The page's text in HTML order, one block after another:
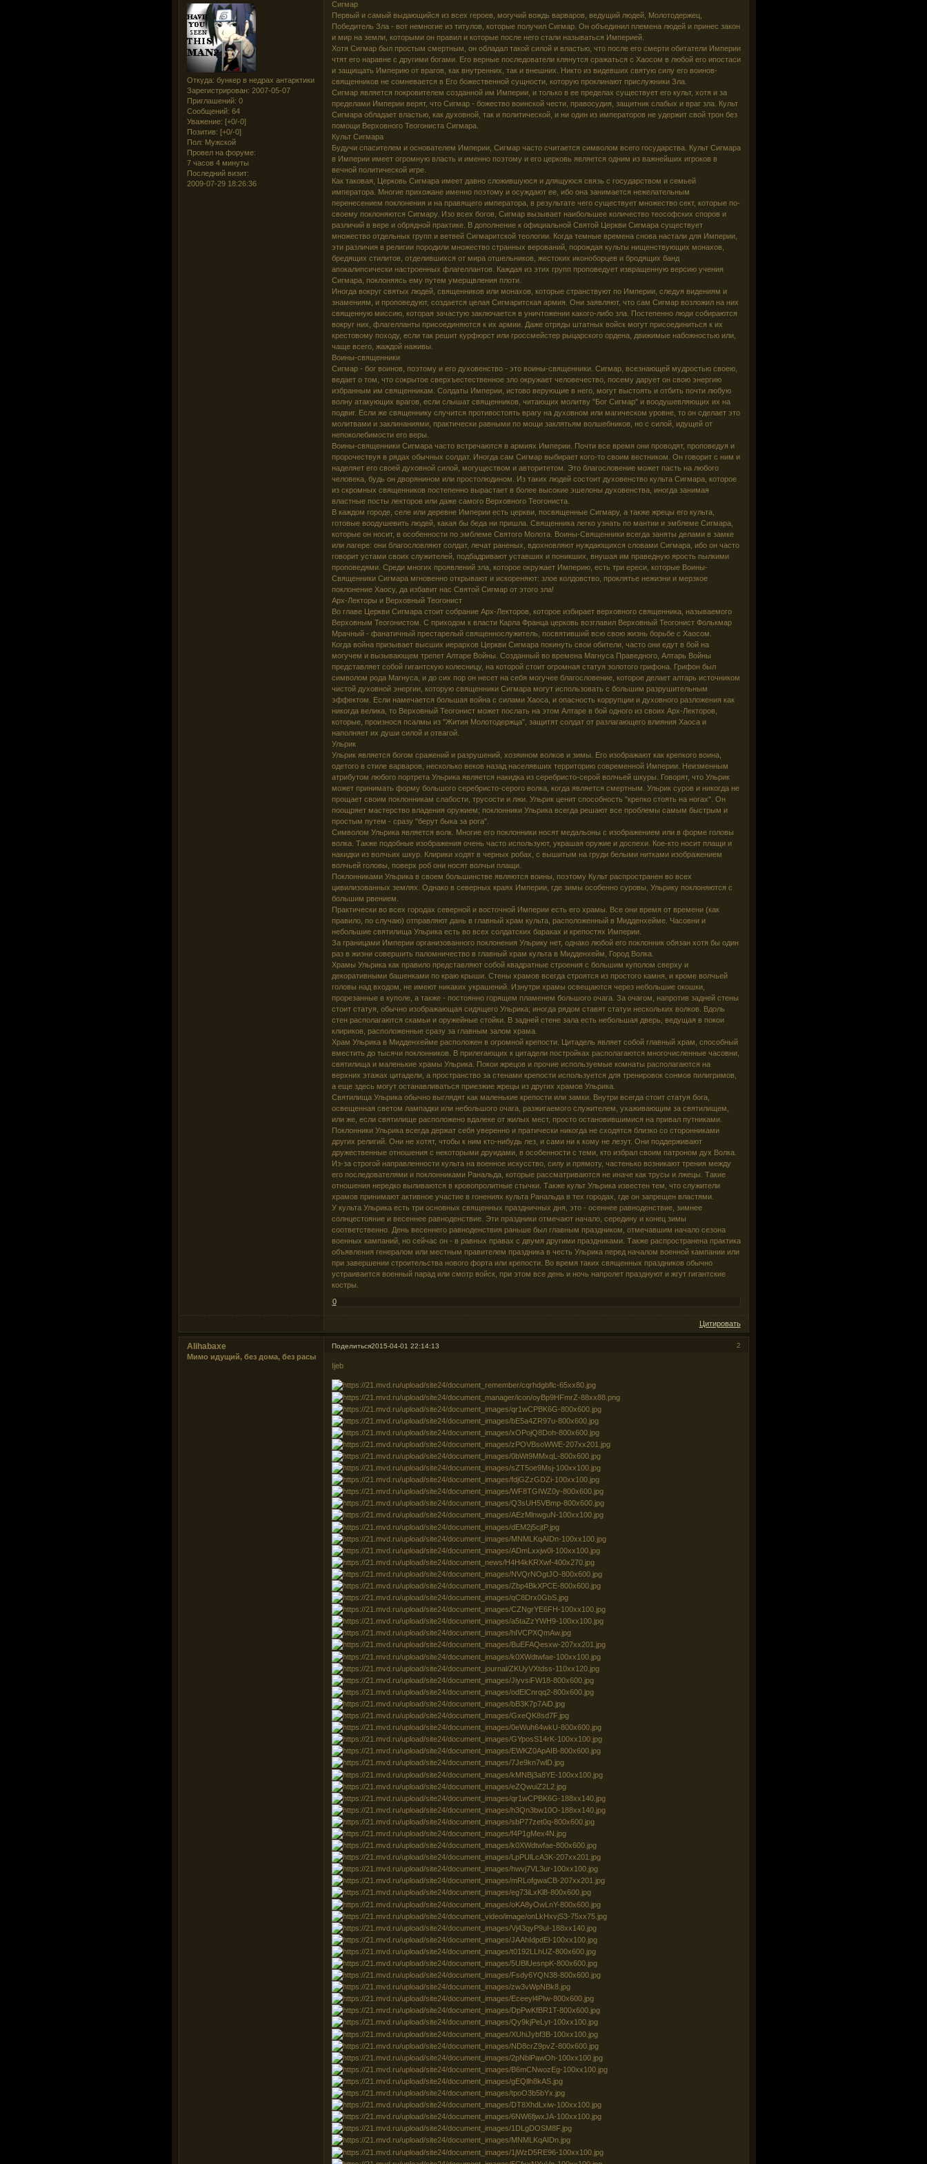
Откуда: бункер в недрах антарктики
Зарегистрирован: 2007-05-07
Приглашений: 0
Сообщений: 64
Уважение: [+0/-0]
Позитив: [+0/-0]
Пол: Мужской
Провел на форуме:
7 часов 4 минуты
Последний визит:
2009-07-29 18:26:36
Сигмар
Первый и самый выдающийся из всех героев, могучий вождь варваров, ведущий людей, Молотодержец,
Победитель Зла - вот немногие из титулов, которые получил Сигмар. Он объединил племена людей и принес закон
и мир на земли, которыми он правил и которые после него стали называться Империей.
Хотя Сигмар был простым смертным, он обладал такой силой и властью, что после его смерти обитатели Империи
чтят его наравне с другими богами. Его верные последователи клянутся сражаться с Хаосом в любой его ипостаси
и защищать Империю от врагов, как внутренних, так и внешних. Никто из видевших святую силу его воинов-
священников не сомневается в Его божественной сущности, которую проклинают прислужники Зла.
Сигмар является покровителем созданной им Империи, и только в ее пределах существует его культ, хотя и за
пределами Империи верят, что Сигмар - божество воинской чести, правосудия, защитник слабых и враг зла. Культ
Сигмара обладает властью, как духовной, так и политической, и ни один из императоров не удержит свой трон без
помощи Верховного Теогониста Сигмара.
Культ Сигмара
Будучи спасителем и основателем Империи, Сигмар часто считается символом всего государства. Культ Сигмара
в Империи имеет огромную власть и именно поэтому и его церковь является одним из важнейших игроков в
вечной политической игре.
Как таковая, Церковь Сигмара имеет давно сложившуюся и длящуюся связь с государством и семьей
императора. Многие прихожане именно поэтому и осуждают ее, ибо она занимается нежелательным
перенесением поклонения и на правящего императора, в результате чего существует множество сект, которые по-
своему поклоняются Сигмару. Изо всех богов, Сигмар вызывает наибольшее количество теософских споров и
различий в вере и обрядной практике. В дополнение к официальной Святой Церкви Сигмара существует
множество отдельных групп и ветвей Сигмаритской теологии. Когда темные времена снова настали для Империи,
эти различия в религии породили множество странных верований, порождая культы нищенствующих монахов,
бредящих стилитов, отделившихся от мира отшельников, жестоких иконоборцев и бродящих банд
апокалипсически настроенных флагеллантов. Каждая из этих групп проповедует извращенную версию учения
Сигмара, поклоняясь ему путем умерщвления плоти.
Иногда вокруг святых людей, священников или монахов, которые странствуют по Империи, следуя видениям и
знамениям, и проповедуют, создается целая Сигмаритская армия. Они заявляют, что сам Сигмар возложил на них
священную миссию, которая зачастую заключается в уничтожении какого-либо зла. Постепенно люди собираются
вокруг них, флагелланты присоединяются к их армии. Даже отряды штатных войск могут присоединиться к их
крестовому походу, если так решит курфюрст или гроссмейстер рыцарского ордена, движимые набожностью или,
чаще всего, жаждой наживы.
Воины-священники
Сигмар - бог воинов, поэтому и его духовенство - это воины-священники. Сигмар, всезнающей мудростью своею,
ведает о том, что сокрытое сверхъестественное зло окружает человечество, посему дарует он свою энергию
избранным им священникам. Солдаты Империи, истово верующие в него, могут выстоять и отбить почти любую
волну атакующих врагов, если слышат священников, читающих молитву "Бог Сигмар" и воодушевляющих их на
подвиг. Если же священнику случится противостоять врагу на духовном или магическом уровне, то он сделает это
молитвами и заклинаниями, практически равными по мощи заклятьям волшебников, но с силой, идущей от
непоколебимости его веры.
Воины-священники Сигмара часто встречаются в армиях Империи. Почти все время они проводят, проповедуя и
пророчествуя в рядах обычных солдат. Иногда сам Сигмар выбирает кого-то своим вестником. Он говорит с ним и
наделяет его своей духовной силой, могуществом и авторитетом. Это благословение может пасть на любого
человека, будь он дворянином или простолюдином. Из таких людей состоит духовенство культа Сигмара, которое
из скромных священников постепенно вырастает в более высокие эшелоны духовенства, иногда занимая
властные посты лекторов или даже самого Верховного Теогониста.
В каждом городе, селе или деревне Империи есть церкви, посвященные Сигмару, а также жрецы его культа,
готовые воодушевить людей, какая бы беда ни пришла. Священника легко узнать по мантии и эмблеме Сигмара,
которые он носит, в особенности по эмблеме Святого Молота. Воины-Священники всегда заняты делами в замке
или лагере: они благословляют солдат, лечат раненых, вдохновляют нуждающихся словами Сигмара, ибо он часто
говорит устами своих служителей, подбадривают уставших и поникших, внушая им праведную ярость пылкими
проповедями. Среди многих проявлений зла, которое окружает Империю, есть три ереси, которые Воины-
Священники Сигмара мгновенно открывают и искореняют: злое колдовство, проклятье нежизни и мерзкое
поклонение Хаосу, да избавит нас Святой Сигмар от этого зла!
Арх-Лекторы и Верховный Теогонист
Во главе Церкви Сигмара стоит собрание Арх-Лекторов, которое избирает верховного священника, называемого
Верховным Теогонистом. С приходом к власти Карла Франца церковь возглавил Верховный Теогонист Фолькмар
Мрачный - фанатичный престарелый священнослужитель, посвятивший всю свою жизнь борьбе с Хаосом.
Когда война призывает высших иерархов Церкви Сигмара покинуть свои обители, часто они едут в бой на
могучем и вызывающем трепет Алтаре Войны. Созданный во времена Магнуса Праведного, Алтарь Войны
представляет собой гигантскую колесницу, на которой стоит огромная статуя золотого грифона. Грифон был
символом рода Магнуса, и до сих пор он несет на себя могучее благословение, которое делает алтарь источником
чистой духовной энергии, которую священники Сигмара могут использовать с большим разрушительным
эффектом. Если намечается большая война с силами Хаоса, и опасность коррупции и духовного разложения как
никогда велика, то Верховный Теогонист может послать на этом Алтаре в бой одного из своих Арх-Лекторов,
которые, произнося псалмы из "Жития Молотодержца", защитят солдат от разлагающего влияния Хаоса и
наполняет их души силой и отвагой.
Ульрик
Ульрик является богом сражений и разрушений, хозяином волков и зимы. Его изображают как крепкого воина,
одетого в стиле варваров, несколько веков назад населявших территорию современной Империи. Неизменным
атрибутом любого портрета Ульрика является накидка из серебристо-серой волчьей шкуры. Говорят, что Ульрик
может принимать форму большого серебристо-серого волка, когда является смертным. Ульрик суров и никогда не
прощает своим поклонникам слабости, трусости и лжи. Ульрик ценит способность "крепко стоять на ногах". Он
поощряет мастерство владения оружием; поклонники Ульрика всегда решают все проблемы самым быстрым и
простым путем - сразу "берут быка за рога".
Символом Ульрика является волк. Многие его поклонники носят медальоны с изображением или в форме головы
волка. Также подобные изображения очень часто используют, украшая оружие и доспехи. Кое-кто носит плащи и
накидки из волчьих шкур. Клирики ходят в черных робах, с вышитым на груди белыми нитками изображением
волчьей головы, поверх роб они носят волчьи плащи.
Поклонниками Ульрика в своем большинстве являются воины, поэтому Культ распространен во всех
цивилизованных землях. Однако в северных краях Империи, где зимы особенно суровы, Ульрику поклоняются с
бoльшим рвением.
Практически во всех городах северной и восточной Империи есть его храмы. Все они время от времени (как
правило, по случаю) отправляют дань в главный храм культа, расположенный в Мидденхейме. Часовни и
небольшие святилища Ульрика есть во всех солдатских бараках и крепостях Империи.
За границами Империи организованного поклонения Ульрику нет, однако любой его поклонник обязан хотя бы один
раз в жизни совершить паломничество в главный храм культа в Мидденхейм, Город Волка.
Храмы Ульрика как правило представляют собой квадратные строения с большим куполом сверху и
декоративными башенками по краю крыши. Стены храмов всегда строятся из простого камня, и кроме волчьей
головы над входом, не имеют никаких украшений. Изнутри храмы освещаются через небольшие окошки,
прорезанные в куполе, а также - постоянно горящем пламенем большого очага. За очагом, напротив задней стены
стоит статуя, обычно изображающая сидящего Ульрика; иногда рядом ставят статуи нескольких волков. Вдоль
стен располагаются скамьи и оружейные стойки. В задней стене зала есть небольшая дверь, ведущая в покои
клириков, расположенные сразу за главным залом храма.
Храм Ульрика в Мидденхейме расположен в огромной крепости. Цитадель являет собой главный храм, способный
вместить до тысячи поклонников. В прилегающих к цитадели постройках располагаются многочисленные часовни,
святилища и маленькие храмы Ульрика. Покои жрецов и прочие используемые комнаты располагаются на
верхних этажах цитадели, а пространство за стенами крепости используется для тренировок сонмов пилигримов,
а еще здесь могут останавливаться приезжие жрецы из других храмов Ульрика.
Святилища Ульрика обычно выглядят как маленькие крепости или замки. Внутри всегда стоит статуя бога,
освещенная светом лампадки или небольшого очага, разжигаемого служителем, ухаживающим за святилищем,
или же, если святилище расположено вдалеке от жилых мест, просто остановившимися на привал путниками.
Поклонники Ульрика всегда держат себя уверенно и пратически никогда не сходятся близко со сторонниками
других религий. Они не хотят, чтобы к ним кто-нибудь лез, и сами ни к кому не лезут. Они поддерживают
дружественные отношения с некоторыми друидами, в особенности с теми, кто избрал своим патроном дух Волка.
Из-за строгой направленности культа на военное искусство, силу и прямоту, частенько возникают трения между
его последователями и поклонниками Ранальда, которые рассматриваются не иначе как трусы и лжецы. Такие
отношения нередко выливаются в кровопролитные стычки. Также культ Ульрика известен тем, что служители
храмов принимают активное участие в гонениях культа Ранальда в тех городах, где он запрещен властями.
У культа Ульрика есть три основных священных праздничных дня, это - осеннее равноденствие, зимнее
солнцестояние и весеннее равноденствие. Эти праздники отмечают начало, середину и конец зимы
соответственно. День весеннего равноденствия раньше был главным праздником, отмечавшим начало сезона
военных кампаний, но сейчас он - в равных правах с двумя другими праздниками. Также распространена практика
объявления генералом или местным правителем праздника в честь Ульрика перед началом военной кампании или
при завершении строительства нового форта или крепости. Во время таких священных праздников обычно
устраивается военный парад или смотр войск, при этом все день и ночь напролет празднуют и жгут гигантские
костры.
0
Цитировать
Поделиться 2
2015-04-01 22:14:13
Alihabaxe
Мимо идущий, без дома, без расы
Ijeb